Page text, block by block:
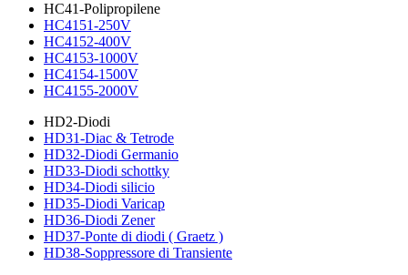
HC41-Polipropilene
HC4151-250V
HC4152-400V
HC4153-1000V
HC4154-1500V
HC4155-2000V
HD2-Diodi
HD31-Diac & Tetrode
HD32-Diodi Germanio
HD33-Diodi schottky
HD34-Diodi silicio
HD35-Diodi Varicap
HD36-Diodi Zener
HD37-Ponte di diodi ( Graetz )
HD38-Soppressore di Transiente